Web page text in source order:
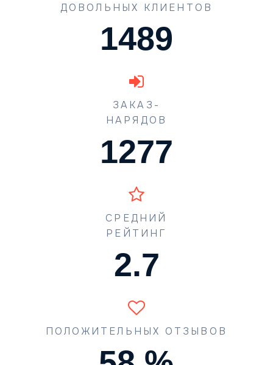
ДОВОЛЬНЫХ КЛИЕНТОВ
1489
ЗАКАЗ-
НАРЯДОВ
1631
СРЕДНИЙ
РЕЙТИНГ
3.4
ПОЛОЖИТЕЛЬНЫХ ОТЗЫВОВ